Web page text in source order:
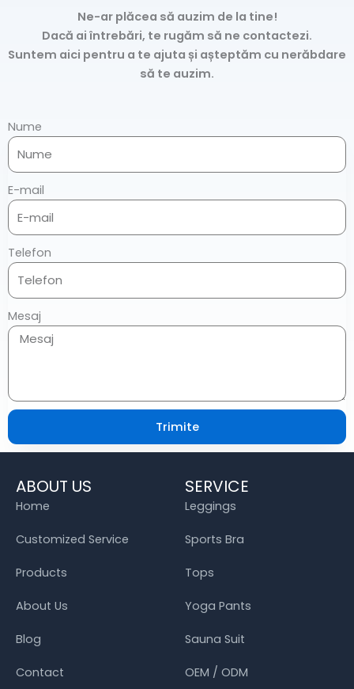
Ne-ar plăcea să auzim de la tine!
Dacă ai întrebări, te rugăm să ne contactezi.
Suntem aici pentru a te ajuta și așteptăm cu nerăbdare
să te auzim.
Nume
E-mail
Telefon
Mesaj
Trimite
ABOUT US
Home
Customized Service
Products
About Us
Blog
Contact
SERVICE
Leggings
Sports Bra
Tops
Yoga Pants
Sauna Suit
OEM / ODM